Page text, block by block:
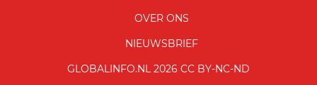
OVER ONS
NIEUWSBRIEF
GLOBALINFO.NL 2026 CC BY-NC-ND